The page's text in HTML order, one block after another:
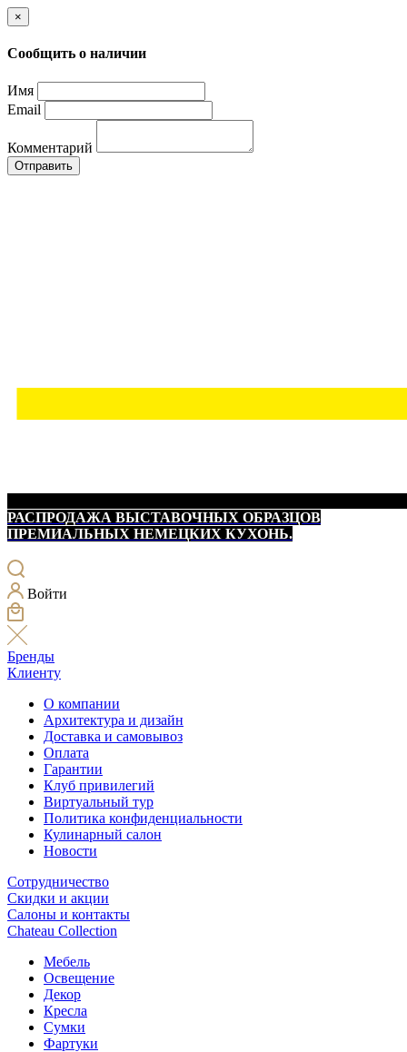
×
Сообщить о наличии
Имя
Email
Комментарий
Отправить
РАСПРОДАЖА ВЫСТАВОЧНЫХ ОБРАЗЦОВ
ПРЕМИАЛЬНЫХ НЕМЕЦКИХ КУХОНЬ.
Войти
Бренды
Клиенту
О компании
Архитектура и дизайн
Доставка и самовывоз
Оплата
Гарантии
Клуб привилегий
Виртуальный тур
Политика конфиденциальности
Кулинарный салон
Новости
Сотрудничество
Скидки и акции
Салоны и контакты
Chateau Collection
Мебель
Освещение
Декор
Кресла
Сумки
Фартуки